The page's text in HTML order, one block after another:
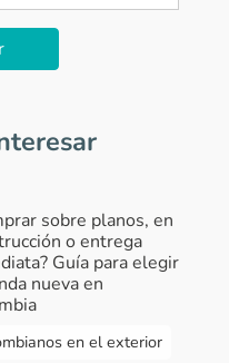
sobre planos, en
o entrega
Guía para elegir
nueva en
en el exterior